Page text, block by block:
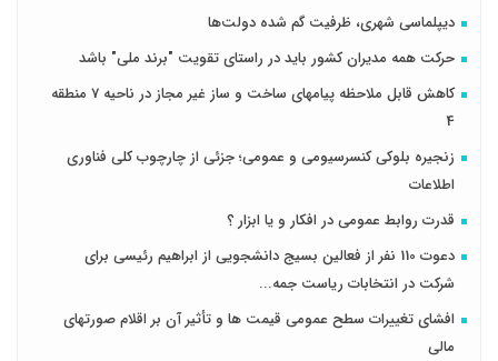
دیپلماسی شهری، ظرفیت گم شده دولت‌ها
حرکت همه مدیران کشور باید در راستای تقویت "برند ملی" باشد
کاهش قابل ملاحظه پیامهای ساخت و ساز غیر مجاز در ناحیه 7 منطقه
4
زنجیره بلوکی کنسرسیومی و عمومی؛ جزئی از چارچوب کلی فناوری
اطلاعات
قدرت روابط عمومی در افکار و یا ابزار ؟
دعوت 110 نفر از فعالین بسیج دانشجویی از ابراهیم رئیسی برای
شرکت در انتخابات ریاست جمه...
افشای تغییرات سطح عمومی قیمت ها و تأثیر آن بر اقلام صورتهای
مالی